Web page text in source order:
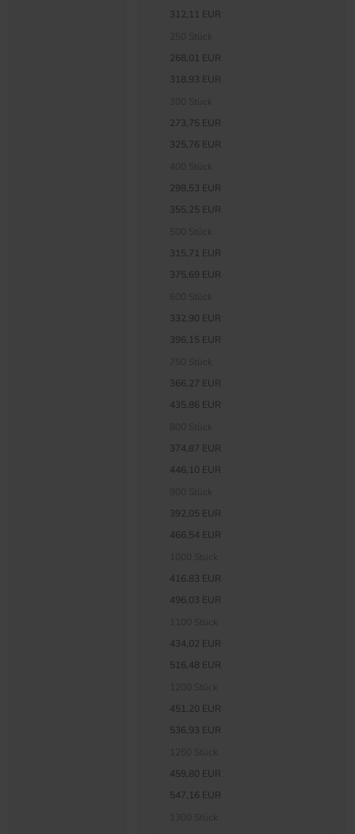
312,11 EUR
268,01 EUR
318,93 EUR
273,75 EUR
325,76 EUR
298,53 EUR
355,25 EUR
315,71 EUR
375,69 EUR
332,90 EUR
396,15 EUR
366,27 EUR
435,86 EUR
374,87 EUR
446,10 EUR
392,05 EUR
466,54 EUR
416,83 EUR
496,03 EUR
434,02 EUR
516,48 EUR
451,20 EUR
536,93 EUR
459,80 EUR
547,16 EUR